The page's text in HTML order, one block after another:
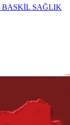
BASKİL SAĞLIK